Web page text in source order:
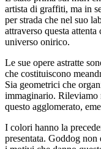
artista di graffiti, ma in
per strada che nel suo
attraverso questa
universo onirico.
Le sue opere astratte
che costituiscono
Sia geometrici che
immaginario. Rileviamo
questo agglomerato,
I colori hanno la
presentata. Goddog non